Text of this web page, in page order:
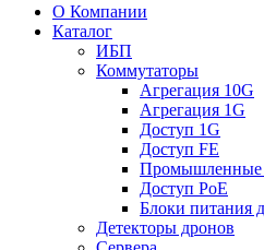
О Компании
Каталог
ИБП
Коммутаторы
Агрегация 10G
Агрегация 1G
Доступ 1G
Доступ FE
Промышленные
Доступ PoE
Блоки питания
Детекторы дронов